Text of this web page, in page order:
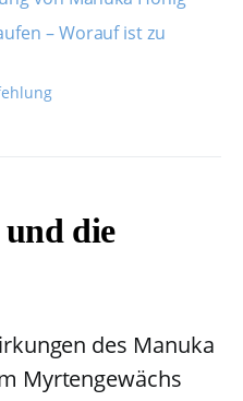
– Worauf ist zu
die
des Manuka
Myrtengewächs